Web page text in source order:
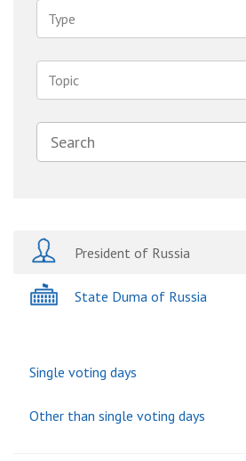
Type
Topic
President of Russia
State Duma of Russia
Single voting days
Other than single voting days